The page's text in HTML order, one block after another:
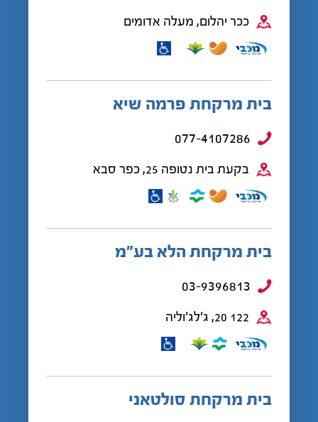
ככר יהלום, מעלה אדומים
בית מרקחת פרמה שיא
077-4107286
בקעת בית נטופה 25, כפר סבא
בית מרקחת הלא בע”מ
03-9396813
122 20, ג'לג'וליה
בית מרקחת סולטאני